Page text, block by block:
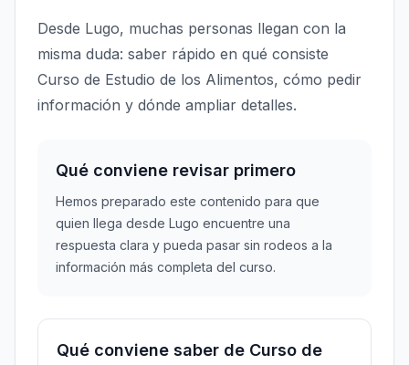
Desde Lugo, muchas personas llegan con la
misma duda: saber rápido en qué consiste
Curso de Estudio de los Alimentos, cómo pedir
información y dónde ampliar detalles.
Qué conviene revisar primero
Hemos preparado este contenido para que
quien llega desde Lugo encuentre una
respuesta clara y pueda pasar sin rodeos a la
información más completa del curso.
Qué conviene saber de Curso de